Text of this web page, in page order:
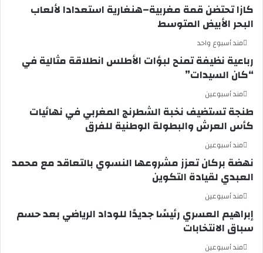
كازا تحتضن قمة مغربية–هنغارية استعدادا لألعاب
البحر الأبيض المتوسط
مند أسبوع واحد
رباعية نظيفة تمنح لبؤات الأطلس انطلاقة مثالية في
“كان السيدات”
مند أسبوعين
طنجة تستضيف نخبة الشطرنج المغربي في نهائيات
كأس العرش والبطولة الوطنية للفرق
مند أسبوعين
نهضة بركان تعزز مشروعها النسوي بالتعاقد مع محمد
العبدي لقيادة التكوين
مند أسبوعين
إبراهيم العسري رئيسًا جديدًا للوداد الرياضي بعد حسم
سباق الانتخابات
مند أسبوعين